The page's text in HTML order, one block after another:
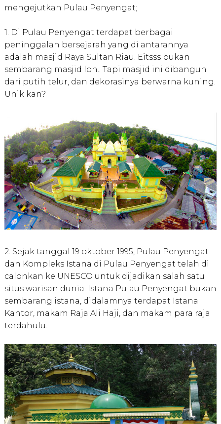
mengejutkan Pulau Penyengat;
1. Di Pulau Penyengat terdapat berbagai
peninggalan bersejarah yang di antarannya
adalah masjid Raya Sultan Riau. Eitsss bukan
sembarang masjid loh.. Tapi masjid ini dibangun
dari putih telur, dan dekorasinya berwarna kuning.
Unik kan?
2. Sejak tanggal 19 oktober 1995, Pulau Penyengat
dan Kompleks Istana di Pulau Penyengat telah di
calonkan ke UNESCO untuk dijadikan salah satu
situs warisan dunia. Istana Pulau Penyengat bukan
sembarang istana, didalamnya terdapat Istana
Kantor, makam Raja Ali Haji, dan makam para raja
terdahulu.